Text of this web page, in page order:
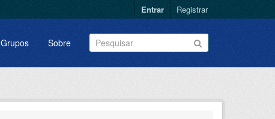
Entrar Registrar
Grupos Sobre